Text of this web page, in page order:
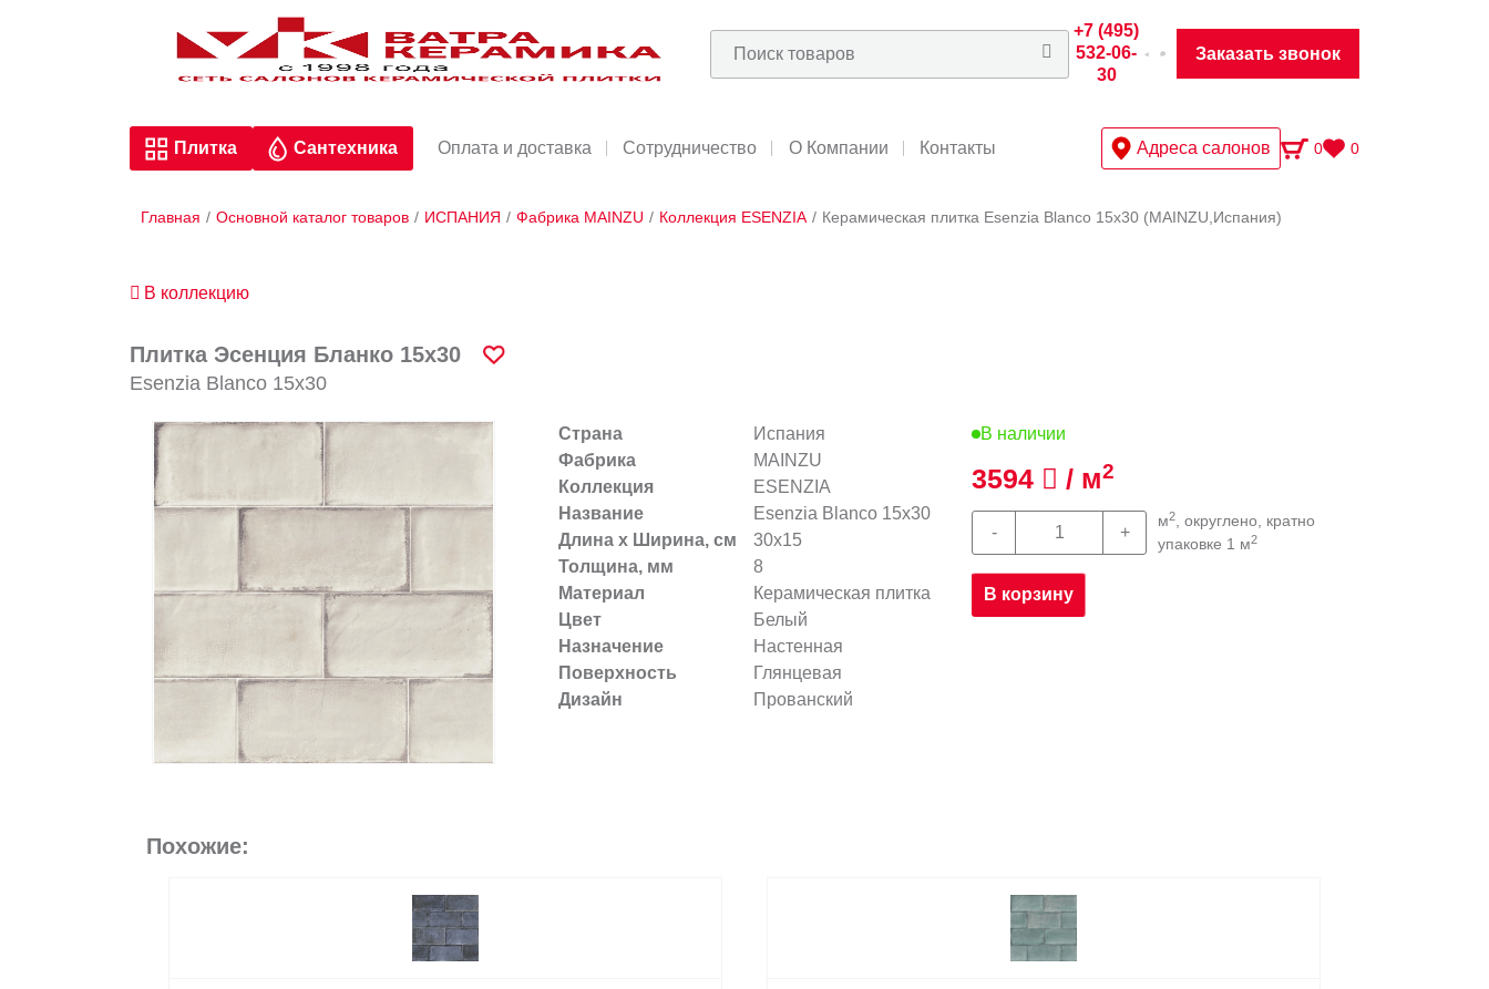
+7 (495)
532-06-
30
Заказать звонок
Плитка Сантехника Оплата и доставка Сотрудничество О Компании Контакты Адреса салонов 0 0
Главная / Основной каталог товаров / ИСПАНИЯ / Фабрика MAINZU / Коллекция ESENZIA / Керамическая плитка Esenzia Blanco 15х30 (MAINZU,Испания)
В коллекцию
Плитка Эсенция Бланко 15х30
Esenzia Blanco 15х30
Страна
Испания
Фабрика
MAINZU
Коллекция
ESENZIA
Название
Esenzia Blanco 15х30
Длина х Ширина, см
30x15
Толщина, мм
8
Материал
Керамическая плитка
Цвет
Белый
Назначение
Настенная
Поверхность
Глянцевая
Дизайн
Прованский
В наличии
3594 / м2
м2, округлено, кратно
упаковке 1 м2
В корзину
Похожие: